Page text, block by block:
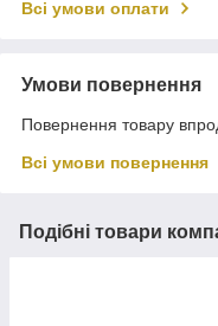
Всі умови оплати
Умови повернення
Повернення товару
Всі умови повернення
Подібні товари